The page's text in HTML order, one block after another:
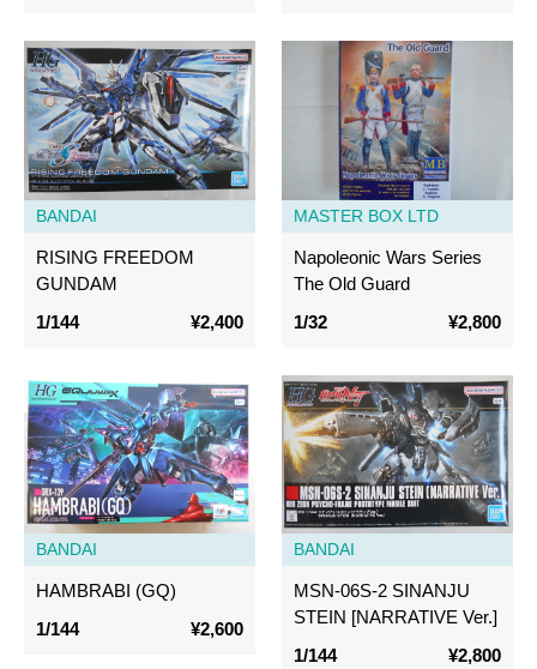
BANDAI
RISING FREEDOM
GUNDAM
1/144
¥2,400
MASTER BOX LTD
Napoleonic Wars Series
The Old Guard
1/32
¥2,800
BANDAI
HAMBRABI (GQ)
1/144
¥2,600
BANDAI
MSN-06S-2 SINANJU
STEIN [NARRATIVE Ver.]
1/144
¥2,800